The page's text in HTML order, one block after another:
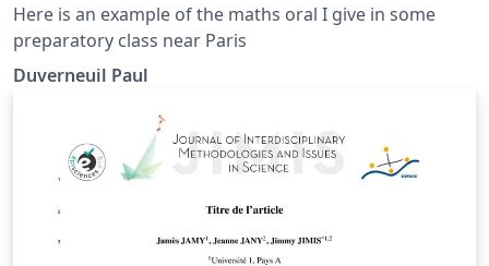
Here is an example of the maths oral I give in some
preparatory class near Paris
Duverneuil Paul